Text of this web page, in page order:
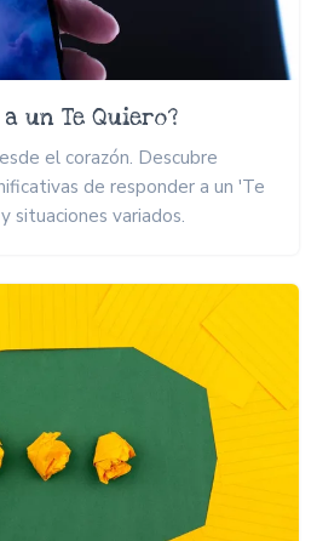
un Te Quiero?
el corazón. Descubre
de responder a un 'Te
situaciones variados.